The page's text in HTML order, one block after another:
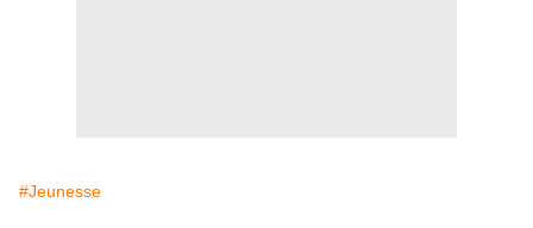
#Jeunesse